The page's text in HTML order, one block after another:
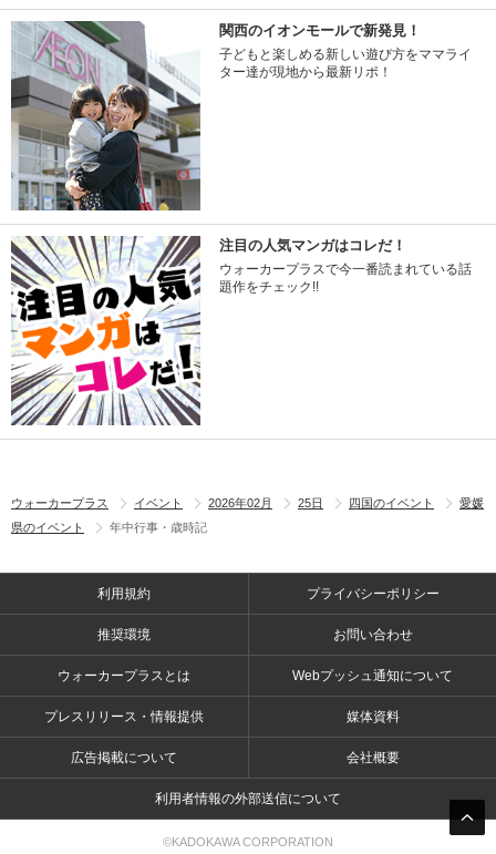
関西のイオンモールで新発見！
子どもと楽しめる新しい遊び方をママライ
ター達が現地から最新リポ！
注目の人気マンガはコレだ！
ウォーカープラスで今一番読まれている話
題作をチェック!!
ウォーカープラス イベント 2026年02月 25日 四国のイベント
愛媛
県のイベント
年中行事・歳時記
利用規約 プライバシーポリシー
推奨環境 お問い合わせ
ウォーカープラスとは Webプッシュ通知について
プレスリリース・情報提供 媒体資料
広告掲載について 会社概要
利用者情報の外部送信について
©KADOKAWA CORPORATION